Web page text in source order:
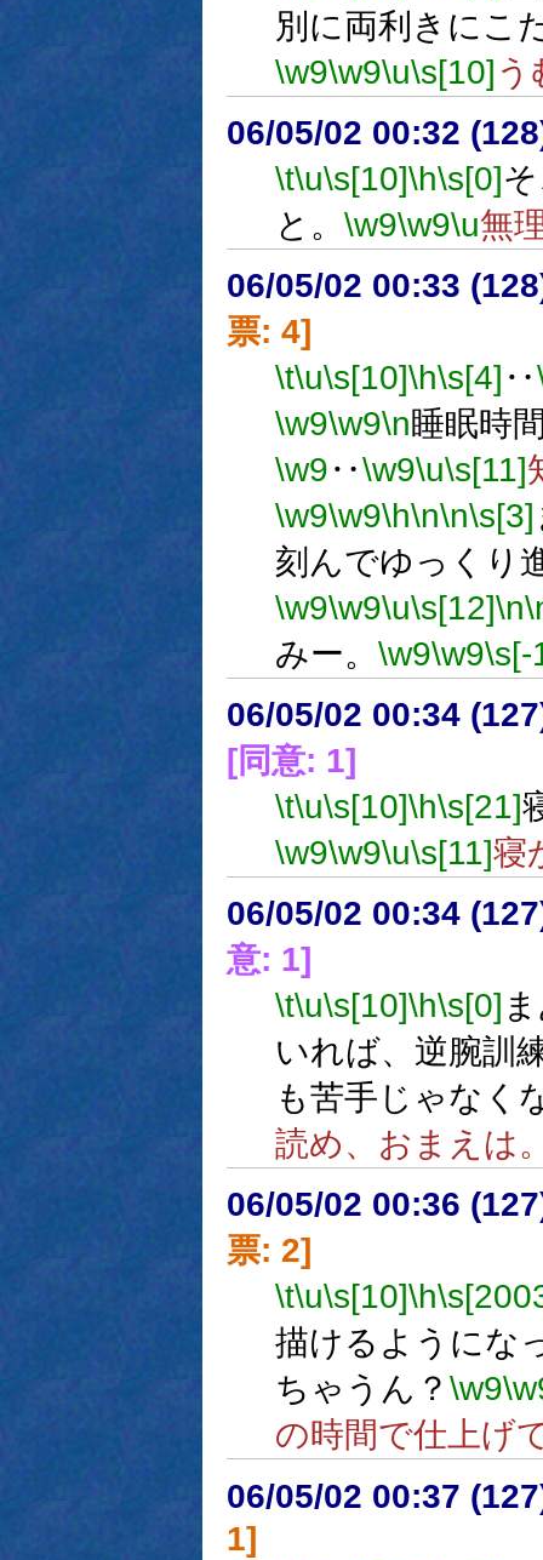
別に両利きにこ
\w9\w9\u\s[10] う
06/05/02 00:32
\t\u\s[10]\h\s[0]
と。 \w9\w9\u無
06/05/02 00:33
票: 4]
\t\u\s[10]\h\s[4] ‥
\w9\w9\n睡眠時
\w9‥\w9\u\s[11]
\w9\w9\h\n\n\s[3]
刻んでゆっくり
\w9\w9\u\s[12]\n
みー。 \w9\w9\s[-
06/05/02 00:34
[同意: 1]
\t\u\s[10]\h\s[21]
\w9\w9\u\s[11]寝
06/05/02 00:34
意: 1]
\t\u\s[10]\h\s[0]
いれば、逆腕訓
も苦手じゃなく
読め、おまえは
06/05/02 00:36
票: 2]
\t\u\s[10]\h
描けるようにな
ちゃうん？ \w9
の時間で仕上げ
06/05/02 00:37
1]